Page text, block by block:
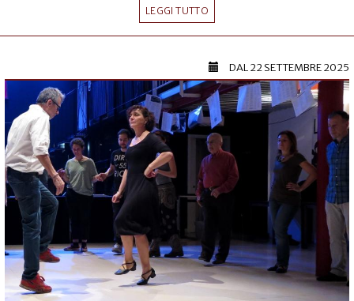
LEGGI TUTTO
DAL22 SETTEMBRE 2025